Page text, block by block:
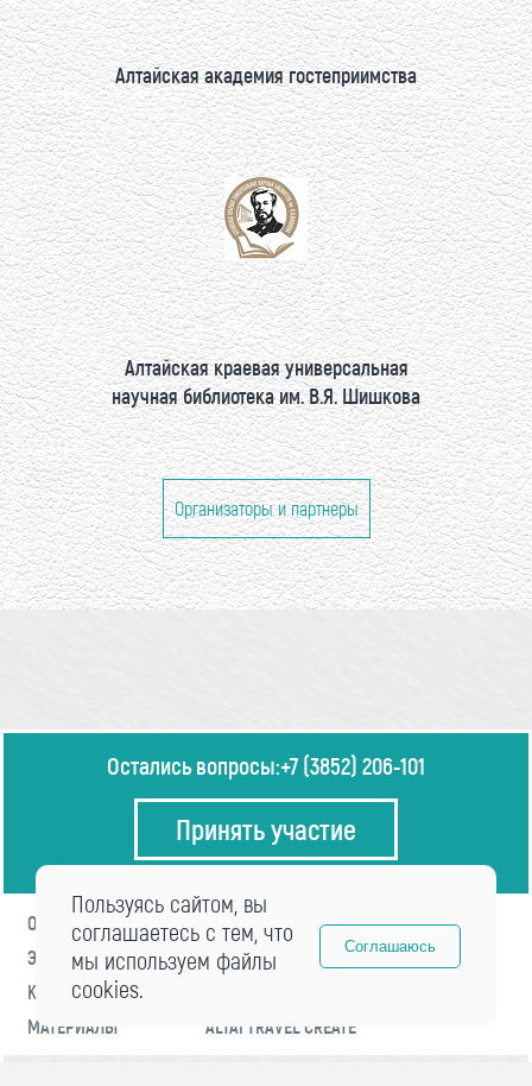
Алтайская академия гостеприимства
Алтайская краевая универсальная
научная библиотека им. В.Я. Шишкова
Организаторы и партнеры
Остались вопросы:+7 (3852) 206-101
Принять участие
О ФОРУМЕ
ПРОГРАММА
ЭКСПЕРТЫ
НОВОСТИ
КОНТАКТЫ
МАТЕРИАЛЫ
ALTAI TRAVEL CREATE
Пользуясь сайтом, вы
соглашаетесь с тем, что
мы используем файлы
cookies.
Соглашаюсь